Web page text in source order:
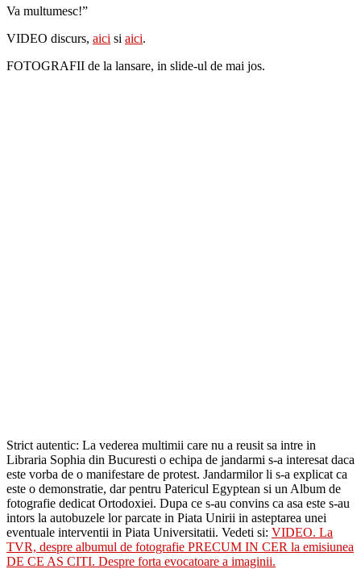
Va multumesc!”
VIDEO discurs, aici si aici.
FOTOGRAFII de la lansare, in slide-ul de mai jos.
Strict autentic: La vederea multimii care nu a reusit sa intre in
Libraria Sophia din Bucuresti o echipa de jandarmi s-a interesat daca
este vorba de o manifestare de protest. Jandarmilor li s-a explicat ca
este o demonstratie, dar pentru Patericul Egyptean si un Album de
fotografie dedicat Ortodoxiei. Dupa ce s-au convins ca asa este s-au
intors la autobuzele lor parcate in Piata Unirii in asteptarea unei
eventuale interventii in Piata Universitatii. Vedeti si: VIDEO. La
TVR, despre albumul de fotografie PRECUM IN CER la emisiunea
DE CE AS CITI. Despre forta evocatoare a imaginii.